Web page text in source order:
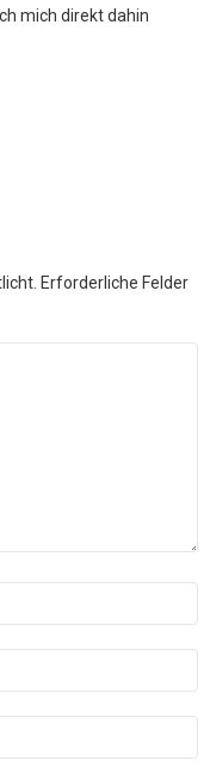
mich direkt dahin
Erforderliche Felder